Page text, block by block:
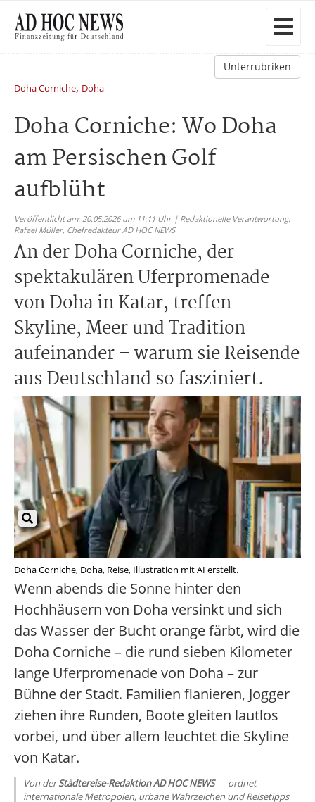
Unterrubriken
Doha Corniche, Doha
Doha Corniche: Wo Doha
am Persischen Golf
aufblüht
Veröffentlicht am: 20.05.2026 um 11:11 Uhr | Redaktionelle Verantwortung:
Rafael Müller, Chefredakteur AD HOC NEWS
An der Doha Corniche, der
spektakulären Uferpromenade
von Doha in Katar, treffen
Skyline, Meer und Tradition
aufeinander – warum sie Reisende
aus Deutschland so fasziniert.
Doha Corniche, Doha, Reise, Illustration mit AI erstellt.
Wenn abends die Sonne hinter den
Hochhäusern von Doha versinkt und sich
das Wasser der Bucht orange färbt, wird die
Doha Corniche – die rund sieben Kilometer
lange Uferpromenade von Doha – zur
Bühne der Stadt. Familien flanieren, Jogger
ziehen ihre Runden, Boote gleiten lautlos
vorbei, und über allem leuchtet die Skyline
von Katar.
Von derStädtereise-Redaktion AD HOC NEWS— ordnet
internationale Metropolen, urbane Wahrzeichen und Reisetipps